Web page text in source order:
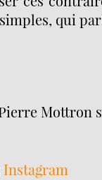
qui
Mottron
Instagram